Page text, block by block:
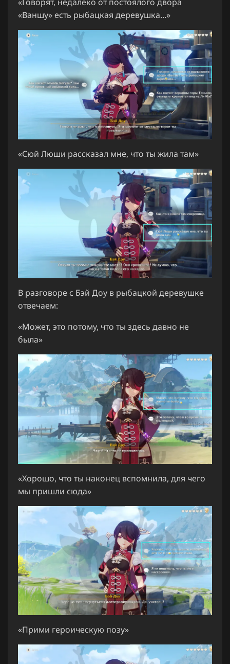
«Ваншу» есть рыбацкая деревушка...»
«Сюй Люши рассказал мне, что ты жила там»
В разговоре с Бэй Доу в рыбацкой деревушке
отвечаем:
«Может, это потому, что ты здесь давно не
была»
«Хорошо, что ты наконец вспомнила, для чего
мы пришли сюда»
«Прими героическую позу»